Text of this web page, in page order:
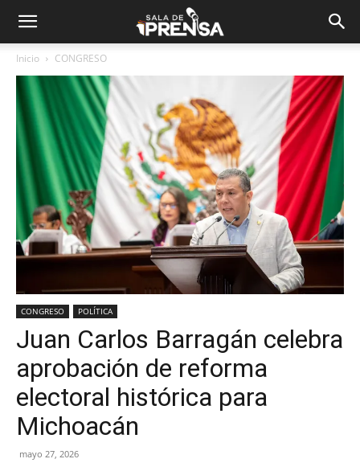
Inicio CONGRESO
CONGRESO POLÍTICA
Juan Carlos Barragán celebra
aprobación de reforma
electoral histórica para
Michoacán
mayo 27, 2026